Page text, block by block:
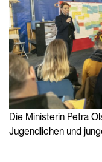
Die Ministerin Petra
Jugendlichen und